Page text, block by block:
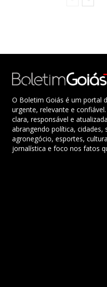
O Boletim Goiás é um portal
urgente, relevante e
clara, responsável e
abrangendo política, cidades,
agronegócio, esportes,
jornalística e foco nos fatos